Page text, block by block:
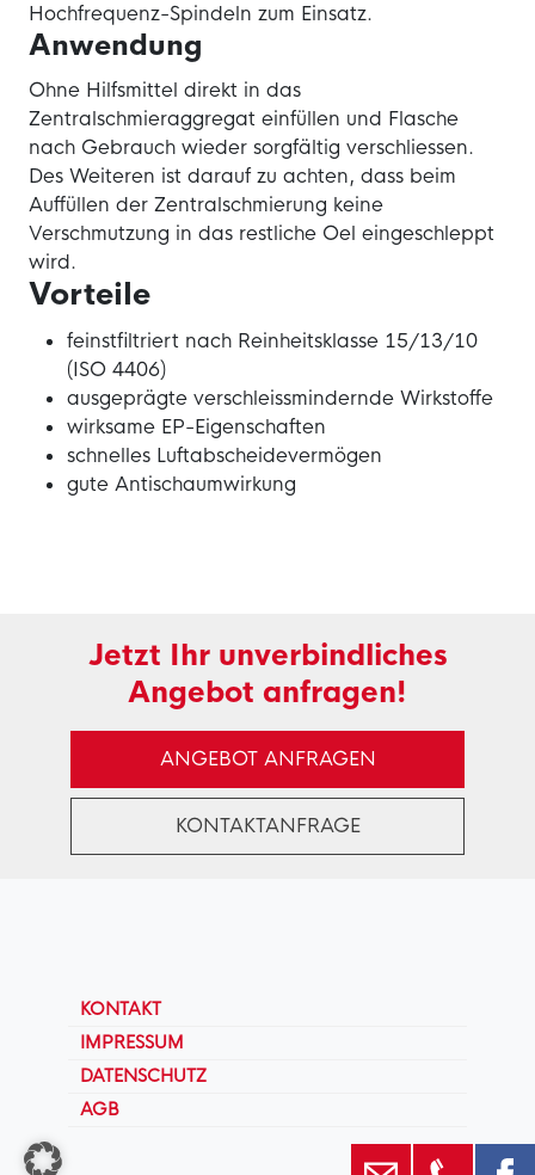
Hochfrequenz-Spindeln zum Einsatz.
Anwendung
Ohne Hilfsmittel direkt in das
Zentralschmieraggregat einfüllen und Flasche
nach Gebrauch wieder sorgfältig verschliessen.
Des Weiteren ist darauf zu achten, dass beim
Auffüllen der Zentralschmierung keine
Verschmutzung in das restliche Oel eingeschleppt
wird.
Vorteile
feinstfiltriert nach Reinheitsklasse 15/13/10
(ISO 4406)
ausgeprägte verschleissmindernde Wirkstoffe
wirksame EP-Eigenschaften
schnelles Luftabscheidevermögen
gute Antischaumwirkung
Jetzt Ihr unverbindliches
Angebot anfragen!
ANGEBOT ANFRAGEN
KONTAKTANFRAGE
KONTAKT
IMPRESSUM
DATENSCHUTZ
AGB